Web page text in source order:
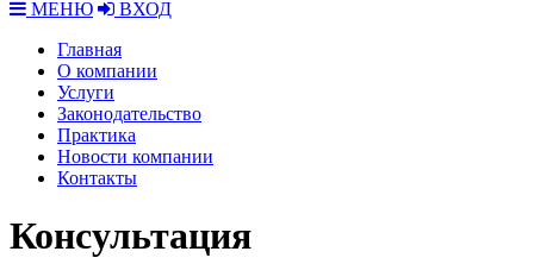
МЕНЮ
ВХОД
Главная
О компании
Услуги
Законодательство
Практика
Новости компании
Контакты
Консультация